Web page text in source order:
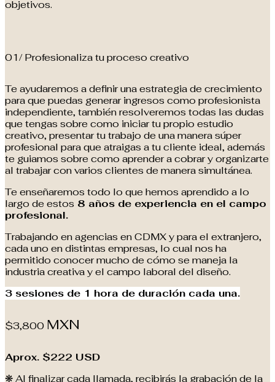
objetivos.
01/ Profesionaliza tu proceso creativo
Te ayudaremos a definir una estrategia de crecimiento
para que puedas generar ingresos como profesionista
independiente, también resolveremos todas las dudas
que tengas sobre como iniciar tu propio estudio
creativo, presentar tu trabajo de una manera súper
profesional para que atraigas a tu cliente ideal, además
te guiamos sobre como aprender a cobrar y organizarte
al trabajar con varios clientes de manera simultánea.
Te enseñaremos todo lo que hemos aprendido a lo
largo de estos 8 años de experiencia en el campo
profesional.
Trabajando en agencias en CDMX y para el extranjero,
cada uno en distintas empresas, lo cual nos ha
permitido conocer mucho de cómo se maneja la
industria creativa y el campo laboral del diseño.
3 sesiones de 1 hora de duración cada una.
$3,800 MXN
Aprox. $222 USD
❋ Al finalizar cada llamada, recibirás la grabación de la